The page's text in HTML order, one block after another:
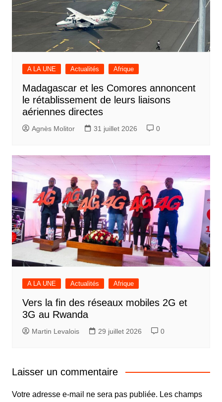
A LA UNE Actualités Afrique
Madagascar et les Comores annoncent
le rétablissement de leurs liaisons
aériennes directes
Agnès Molitor 31 juillet 2026 0
A LA UNE Actualités Afrique
Vers la fin des réseaux mobiles 2G et
3G au Rwanda
Martin Levalois 29 juillet 2026 0
Laisser un commentaire
Votre adresse e-mail ne sera pas publiée. Les champs